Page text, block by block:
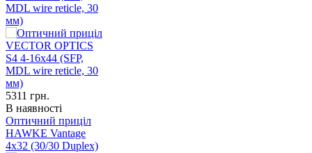
MDL wire reticle, 30
мм)
5311 грн.
В наявності
Оптичний приціл
HAWKE Vantage
4x32 (30/30 Duplex)